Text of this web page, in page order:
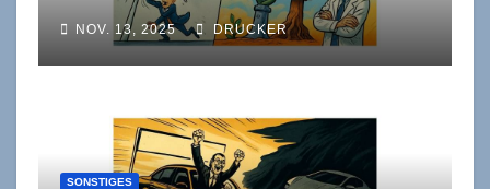
NOV. 13, 2025 DRUCKER
SONSTIGES